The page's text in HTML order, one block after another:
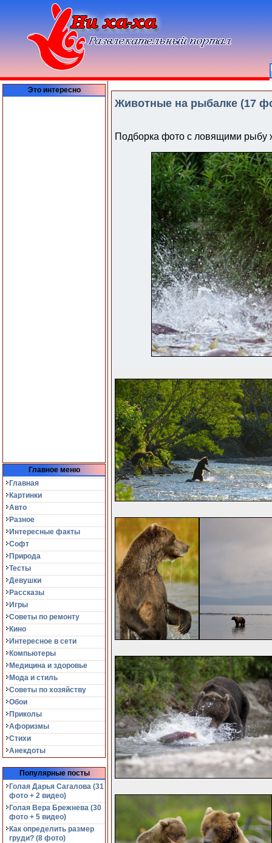
Это интересно
Главное меню
Главная
Картинки
Авто
Разное
Интересные факты
Софт
Природа
Тесты
Девушки
Рассказы
Игры
Советы по ремонту
Кино
Интересное в сети
Компьютеры
Медицина и здоровье
Мода и стиль
Советы по хозяйству
Обои
Приколы
Афоризмы
Стихи
Анекдоты
Популярные посты
Голая Дарья Сагалова (31
фото + 2 видео)
Голая Вера Брежнева (30
фото + 5 видео)
Как определить размер
груди? (8 фото)
Животные на рыбалке (17
Подборка фото с ловящими рыбу